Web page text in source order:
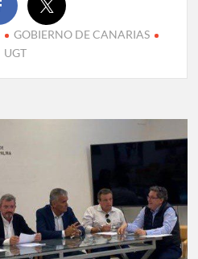
GOBIERNO DE CANARIAS
UGT